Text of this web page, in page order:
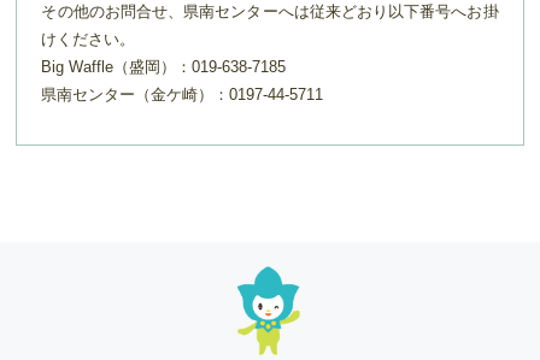
その他のお問合せ、県南センターへは従来どおり以下番号へお掛
けください。
Big Waffle（盛岡）：019-638-7185
県南センター（金ケ崎）：0197-44-5711